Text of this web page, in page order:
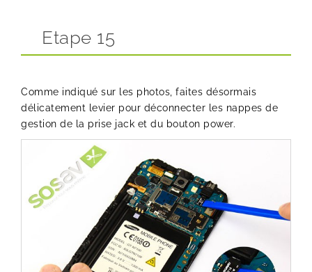
Etape 15
Comme indiqué sur les photos, faites désormais
délicatement levier pour déconnecter les nappes de
gestion de la prise jack et du bouton power.